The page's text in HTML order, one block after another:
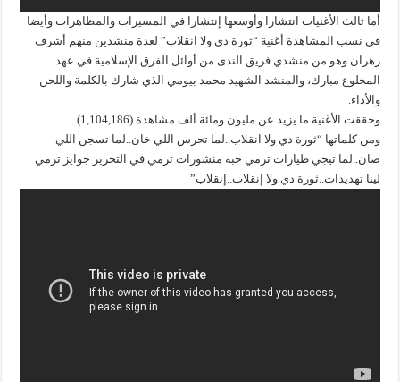
أما ثالث الأغنيات انتشارا وأوسعها إنتشارا في المسيرات والمظاهرات وأيضا
في نسب المشاهدة أغنية “ثورة دى ولا انقلاب” لعدة منشدين منهم أشرف
زهران وهو من منشدي فريق الندى من أوائل الفرق الإسلامية في عهد
المخلوع مبارك، والمنشد الشهيد محمد بيومي الذي شارك بالكلمة واللحن
والأداء.
وحققت الأغنية ما يزيد عن مليون ومائة ألف مشاهدة (1,104,186).
ومن كلماتها “ثورة دي ولا انقلاب..لما تحرس اللي خان..لما تسجن اللي
صان..لما تيجي طيارات ترمي حبة منشورات ترمي في التحرير جوايز ترمي
لينا تهديدات..ثورة دي ولا إنقلاب..إنقلاب”